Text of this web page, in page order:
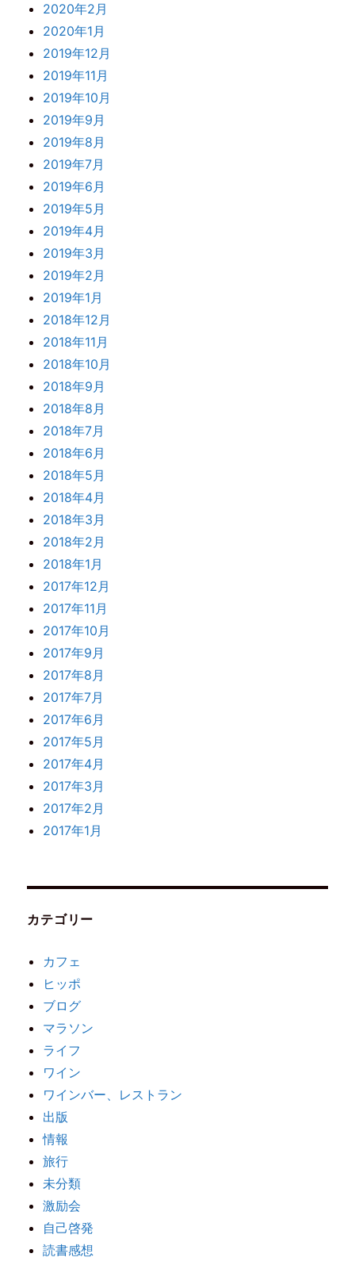
2020年2月
2020年1月
2019年12月
2019年11月
2019年10月
2019年9月
2019年8月
2019年7月
2019年6月
2019年5月
2019年4月
2019年3月
2019年2月
2019年1月
2018年12月
2018年11月
2018年10月
2018年9月
2018年8月
2018年7月
2018年6月
2018年5月
2018年4月
2018年3月
2018年2月
2018年1月
2017年12月
2017年11月
2017年10月
2017年9月
2017年8月
2017年7月
2017年6月
2017年5月
2017年4月
2017年3月
2017年2月
2017年1月
カテゴリー
カフェ
ヒッポ
ブログ
マラソン
ライフ
ワイン
ワインバー、レストラン
出版
情報
旅行
未分類
激励会
自己啓発
読書感想